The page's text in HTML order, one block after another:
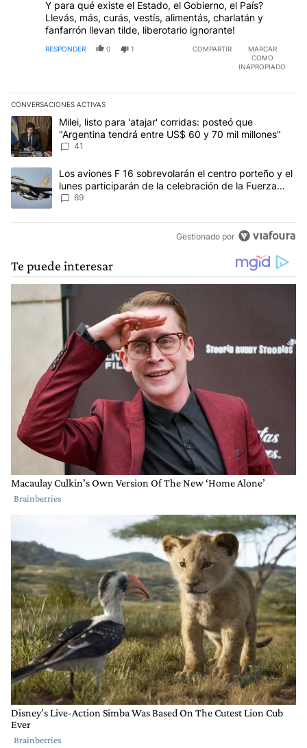
Y para qué existe el Estado, el Gobierno, el País?
Llevás, más, curás, vestís, alimentás, charlatán y
fanfarrón llevan tilde, liberotario ignorante!
RESPONDER 0 1 COMPARTIR
MARCAR
COMO
INAPROPIADO
CONVERSACIONES ACTIVAS
Este listado muestra los artículos con más comentarios en los
Un artículo de tendencia con el título "Milei, listo para 'atajar'
Milei, listo para 'atajar' corridas: posteó que
"Argentina tendrá entre US$ 60 y 70 mil millones"
41
Un artículo de tendencia con el título "Los aviones F 16
Los aviones F 16 sobrevolarán el centro porteño y el
lunes participarán de la celebración de la Fuerza
Aérea
69
Gestionado por